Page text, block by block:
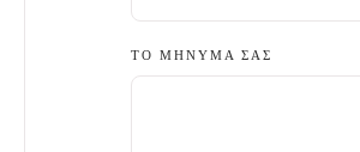
ΤΟ ΜΉΝΥΜΆ ΣΑΣ